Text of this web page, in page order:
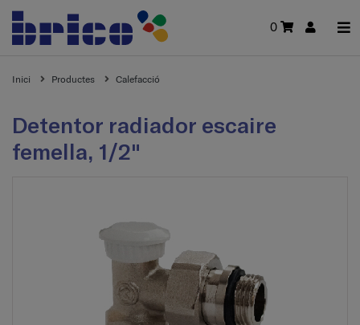
0
Inici Productes Calefacció
Detentor radiador escaire
femella, 1/2"